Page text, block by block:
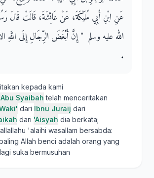
عَنِ ابْنِ أَبِي مُلَيْكَةَ، عَنْ عَائِشَةَ، قَالَتْ قَالَ
الله عليه وسلم ‏ "‏ إِنَّ أَبْغَضَ الرِّجَالِ إِلَى اللَّهِ
‏.‏
kepada kami
Syaibah telah menceritakan
dari Ibnu Juraij dari
dari 'Aisyah dia berkata;
'alaihi wasallam bersabda:
Allah benci adalah orang yang
suka bermusuhan